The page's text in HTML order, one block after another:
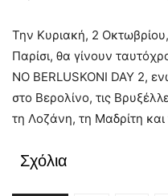
Την Κυριακή, 2
Παρίσι, θα γίνουν
ΝΟ BERLUSKONI DAY 2,
στο Βερολίνο, τις
τη Λοζάνη, τη Μαδρίτη
Σχόλια